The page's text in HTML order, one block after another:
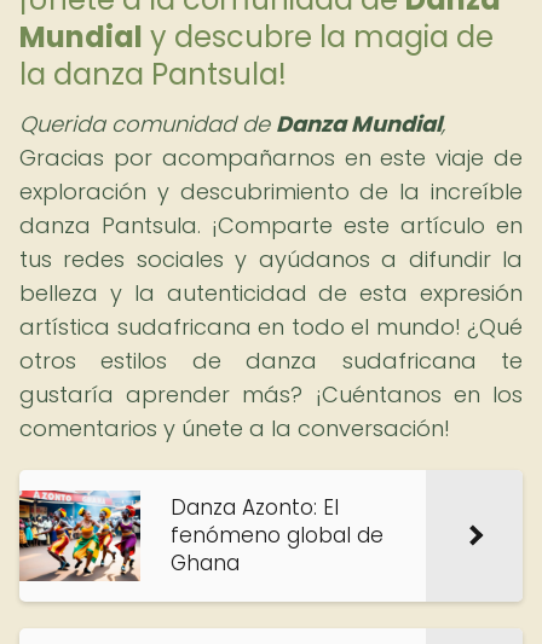
Mundial y descubre la magia de
la danza Pantsula!
Querida comunidad de Danza Mundial,
Gracias por acompañarnos en este viaje de
exploración y descubrimiento de la increíble
danza Pantsula. ¡Comparte este artículo en
tus redes sociales y ayúdanos a difundir la
belleza y la autenticidad de esta expresión
artística sudafricana en todo el mundo! ¿Qué
otros estilos de danza sudafricana te
gustaría aprender más? ¡Cuéntanos en los
comentarios y únete a la conversación!
Danza Azonto: El
fenómeno global de
Ghana